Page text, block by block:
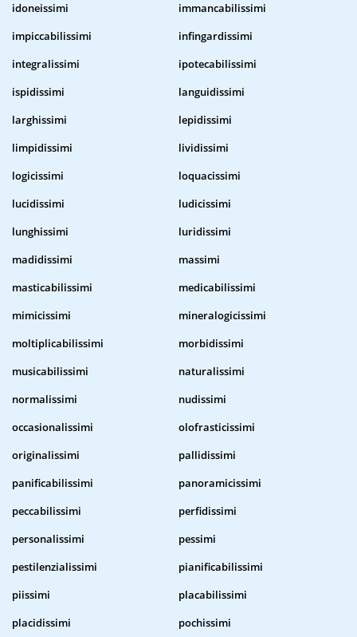
idoneissimi
immancabilissimi
impiccabilissimi
infingardissimi
integralissimi
ipotecabilissimi
ispidissimi
languidissimi
larghissimi
lepidissimi
limpidissimi
lividissimi
logicissimi
loquacissimi
lucidissimi
ludicissimi
lunghissimi
luridissimi
madidissimi
massimi
masticabilissimi
medicabilissimi
mimicissimi
mineralogicissimi
moltiplicabilissimi
morbidissimi
musicabilissimi
naturalissimi
normalissimi
nudissimi
occasionalissimi
olofrasticissimi
originalissimi
pallidissimi
panificabilissimi
panoramicissimi
peccabilissimi
perfidissimi
personalissimi
pessimi
pestilenzialissimi
pianificabilissimi
piissimi
placabilissimi
placidissimi
pochissimi